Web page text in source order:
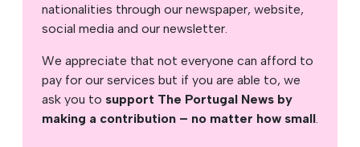
nationalities through our newspaper, website,
social media and our newsletter.
We appreciate that not everyone can afford to
pay for our services but if you are able to, we
ask you to support The Portugal News by
making a contribution – no matter how small.